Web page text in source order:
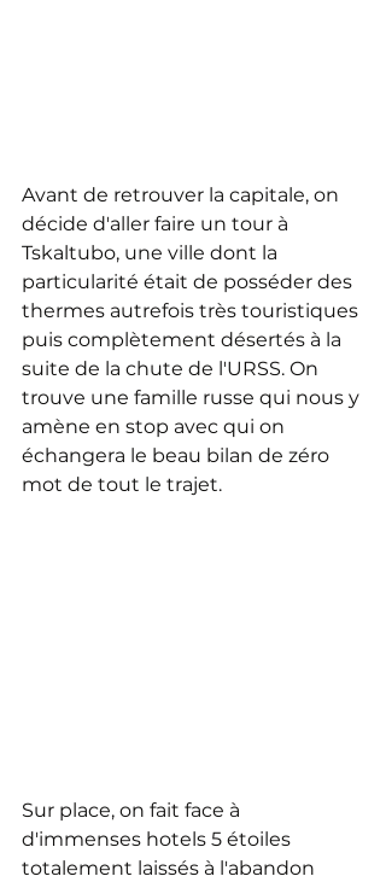
Avant de retrouver la capitale, on
décide d'aller faire un tour à
Tskaltubo, une ville dont la
particularité était de posséder des
thermes autrefois très touristiques
puis complètement désertés à la
suite de la chute de l'URSS. On
trouve une famille russe qui nous y
amène en stop avec qui on
échangera le beau bilan de zéro
mot de tout le trajet.
Sur place, on fait face à
d'immenses hotels 5 étoiles
totalement laissés à l'abandon